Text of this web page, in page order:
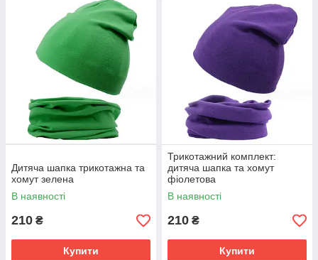
Дитяча шапка трикотажна та
хомут зелена
В наявності
210 ₴
Купити
Трикотажний комплект:
дитяча шапка та хомут
фіолетова
В наявності
210 ₴
Купити